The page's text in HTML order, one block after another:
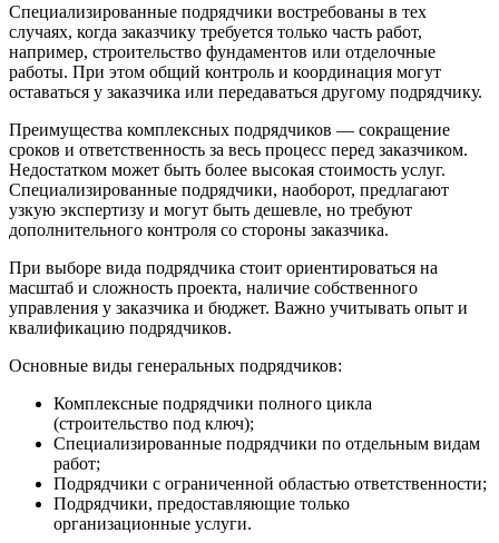
Специализированные подрядчики востребованы в тех
случаях, когда заказчику требуется только часть работ,
например, строительство фундаментов или отделочные
работы. При этом общий контроль и координация могут
оставаться у заказчика или передаваться другому подрядчику.
Преимущества комплексных подрядчиков — сокращение
сроков и ответственность за весь процесс перед заказчиком.
Недостатком может быть более высокая стоимость услуг.
Специализированные подрядчики, наоборот, предлагают
узкую экспертизу и могут быть дешевле, но требуют
дополнительного контроля со стороны заказчика.
При выборе вида подрядчика стоит ориентироваться на
масштаб и сложность проекта, наличие собственного
управления у заказчика и бюджет. Важно учитывать опыт и
квалификацию подрядчиков.
Основные виды генеральных подрядчиков:
Комплексные подрядчики полного цикла
(строительство под ключ);
Специализированные подрядчики по отдельным видам
работ;
Подрядчики с ограниченной областью ответственности;
Подрядчики, предоставляющие только
организационные услуги.